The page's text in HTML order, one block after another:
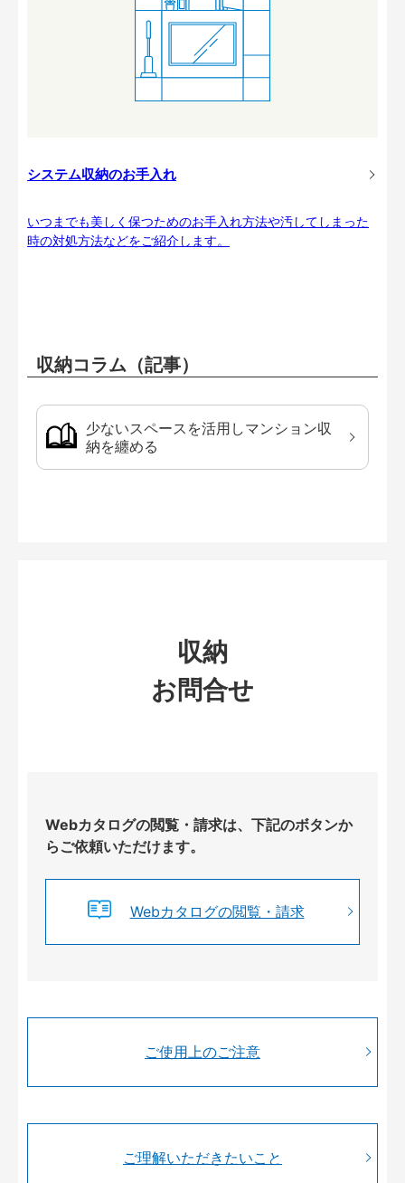
システム収納のお手入れ
いつまでも美しく保つためのお手入れ方法や汚してしまった
時の対処方法などをご紹介します。
収納コラム（記事）
少ないスペースを活用しマンション収
納を纏める
収納
お問合せ
Webカタログの閲覧・請求は、下記のボタンか
らご依頼いただけます。
Webカタログの閲覧・請求
ご使用上のご注意
ご理解いただきたいこと